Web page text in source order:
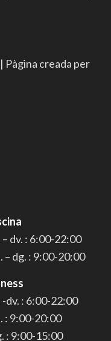
creada per
– dv. : 6:00-22:00
– dg. : 9:00-20:00
-dv. : 6:00-22:00
: 9:00-20:00
: 9:00-15:00